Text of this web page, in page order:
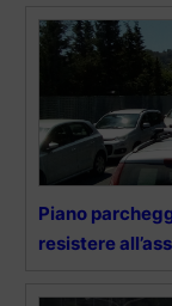
Piano
resistere